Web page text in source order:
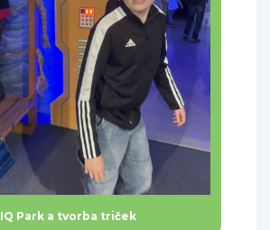
IQ Park a tvorba triček